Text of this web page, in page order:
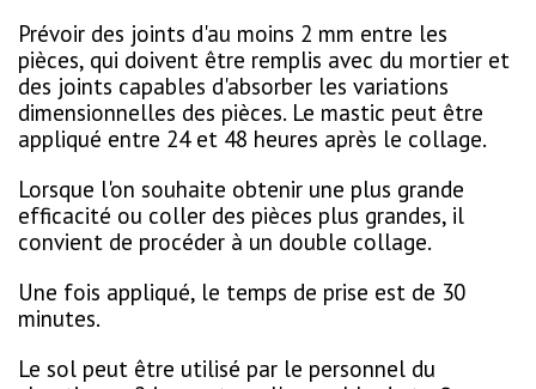
Prévoir des joints d'au moins 2 mm entre les
pièces, qui doivent être remplis avec du mortier et
des joints capables d'absorber les variations
dimensionnelles des pièces. Le mastic peut être
appliqué entre 24 et 48 heures après le collage.
Lorsque l'on souhaite obtenir une plus grande
efficacité ou coller des pièces plus grandes, il
convient de procéder à un double collage.
Une fois appliqué, le temps de prise est de 30
minutes.
Le sol peut être utilisé par le personnel du